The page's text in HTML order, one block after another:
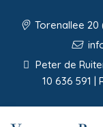
Torenallee 20
Peter de
10 636 591 |